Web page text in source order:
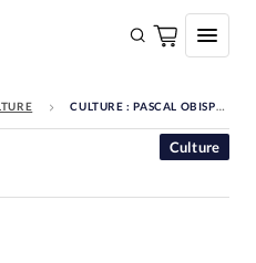
DON CULTURE : PASCAL OBISPO DÉVOILE LE PREMIER TITRE DE SA COMÉDIE MUSICALE SUR… JÉSUS
Culture